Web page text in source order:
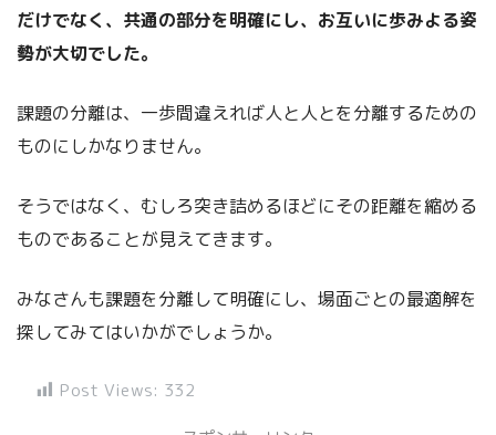
だけでなく、共通の部分を明確にし、お互いに歩みよる姿
勢が大切でした。
課題の分離は、一歩間違えれば人と人とを分離するための
ものにしかなりません。
そうではなく、むしろ突き詰めるほどにその距離を縮める
ものであることが見えてきます。
みなさんも課題を分離して明確にし、場面ごとの最適解を
探してみてはいかがでしょうか。
Post Views: 332